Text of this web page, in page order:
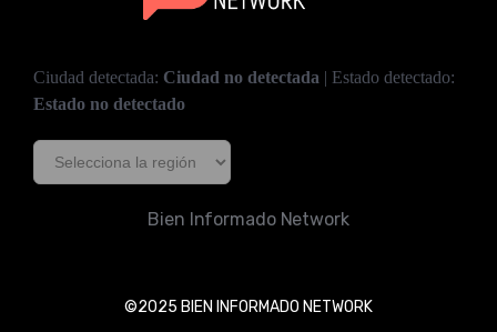
Ciudad detectada: Ciudad no detectada | Estado detectado:
Estado no detectado
Bien Informado Network
©2025 BIEN INFORMADO NETWORK